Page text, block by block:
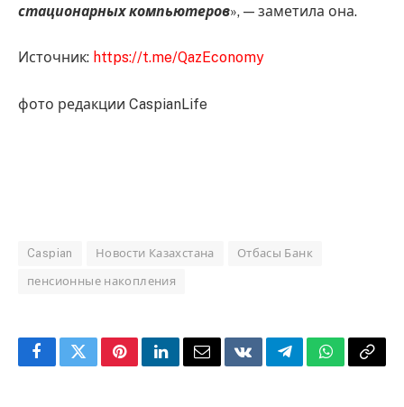
стационарных компьютеров», — заметила она.
Источник: https://t.me/QazEconomy
фото редакции CaspianLife
Caspian Новости Казахстана Отбасы Банк
пенсионные накопления
FacebookTwitterPinterestLinkedInEmailVKontakteTelegramWhatsApp
Copy